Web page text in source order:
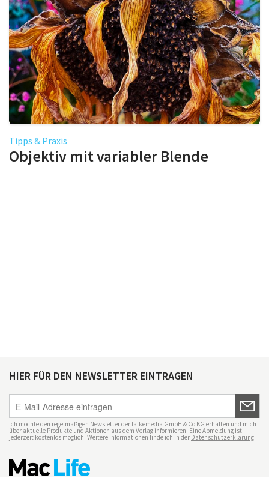
Tipps & Praxis
Objektiv mit variabler Blende
HIER FÜR DEN NEWSLETTER EINTRAGEN
Ich möchte den regelmäßigen Newsletter der falkemedia GmbH & Co KG erhalten und mich
über aktuelle Produkte und Aktionen aus dem Verlag informieren. Eine Abmeldung ist
jederzeit kostenlos möglich. Weitere Informationen finde ich in der Datenschutzerklärung.